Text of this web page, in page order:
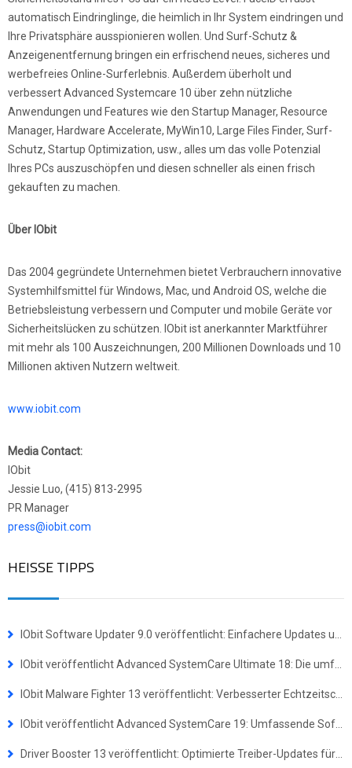
automatisch Eindringlinge, die heimlich in Ihr System eindringen und
Ihre Privatsphäre ausspionieren wollen. Und Surf-Schutz &
Anzeigenentfernung bringen ein erfrischend neues, sicheres und
werbefreies Online-Surferlebnis. Außerdem überholt und
verbessert Advanced Systemcare 10 über zehn nützliche
Anwendungen und Features wie den Startup Manager, Resource
Manager, Hardware Accelerate, MyWin10, Large Files Finder, Surf-
Schutz, Startup Optimization, usw., alles um das volle Potenzial
Ihres PCs auszuschöpfen und diesen schneller als einen frisch
gekauften zu machen.
Über IObit
Das 2004 gegründete Unternehmen bietet Verbrauchern innovative
Systemhilfsmittel für Windows, Mac, und Android OS, welche die
Betriebsleistung verbessern und Computer und mobile Geräte vor
Sicherheitslücken zu schützen. IObit ist anerkannter Marktführer
mit mehr als 100 Auszeichnungen, 200 Millionen Downloads und 10
Millionen aktiven Nutzern weltweit.
www.iobit.com
Media Contact:
IObit
Jessie Luo, (415) 813-2995
PR Manager
press@iobit.com
HEISSE TIPPS